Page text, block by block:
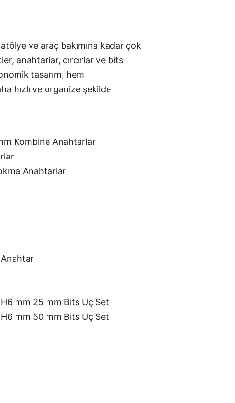
ve araç bakımına kadar çok
anahtarlar, cırcırlar ve bits
tasarım, hem
hızlı ve organize şekilde
Kombine Anahtarlar
Anahtarlar
Anahtar
mm 25 mm Bits Uç Seti
mm 50 mm Bits Uç Seti